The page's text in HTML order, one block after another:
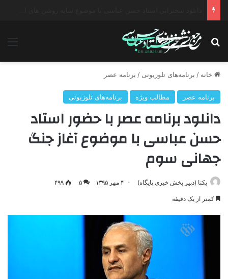
جستجو برای
خانه / برنامه‌های تلوزیونی / برنامه عصر
برنامه عصر مطالب ویژه برنامه‌های تلوزیونی
دانلود برنامه عصر با حضور استاد
حسن عباسی با موضوع آغاز جنگ
جهانی سوم
یکتا (دبیر بخش خبری پایگاه) ۴ مهر ۱۳۹۵ ۵ ۴۹۹
کمتر از یک دقیقه